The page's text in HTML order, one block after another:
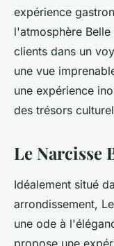
expérience
l'atmosphère
clients dans un
une vue
une expérience
des trésors
Le Narcisse
Idéalement situé
arrondissement,
une ode à